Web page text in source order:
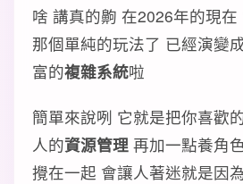
啥 講真的齁 在2026年的現
那個單純的玩法了 已經演變
富的複雜系統啦
簡單來說咧 它就是把你喜歡
人的資源管理 再加一點養角
攪在一起 會讓人著迷就是因